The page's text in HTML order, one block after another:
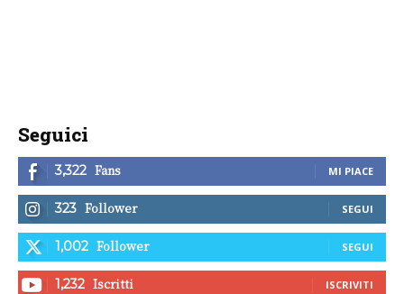
Seguici
3,322 Fans MI PIACE
323 Follower SEGUI
1,002 Follower SEGUI
1,232 Iscritti ISCRIVITI